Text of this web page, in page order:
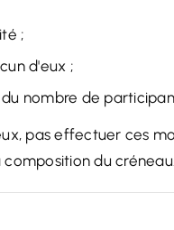
;
d'eux ;
nombre de
pas effectuer ces
du créneau.